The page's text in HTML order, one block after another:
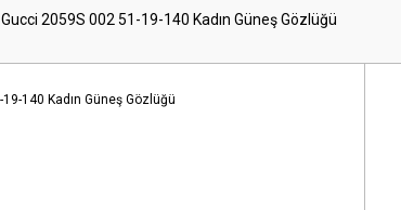
Gucci 2059S 002 51-19-140 Kadın Güneş Gözlüğü